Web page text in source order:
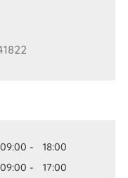
09:00 -
18:00
09:00 -
17:00